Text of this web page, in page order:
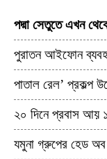
পদ্মা সেতুতে এখন
পুরাতন আইফোন
পাতাল রেল’ প্রকল্প
২০ দিনে প্রবাস আয়
যমুনা গ্রুপের হেড অব